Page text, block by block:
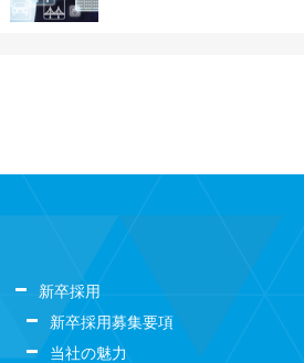
新卒採用
新卒採用募集要項
当社の魅力